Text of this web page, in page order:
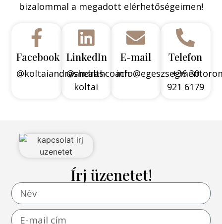
bizalommal a megadott elérhetőségeimen!
Facebook
@koltaiandrashealthcoach
LinkedIn
@andras-
koltai
E-mail Telefon
+36 30
921 6179
Írj üzenetet!